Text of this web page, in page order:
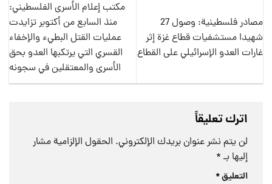
مصادر فلسطينية: وصول 27
شهيدا مستشفيات قطاع غزة إثر
غارات العدو الإسرائيلي على القطاع
مكتب إعلام الأسرى الفلسطيني:
منذ السابع من أكتوبر تزايدت
عمليات القتل البطيء والإخفاء
القسري التي يرتكبها العدو بحق
الأسرى والمعتقلين في سجونه
اترك تعليقاً
لن يتم نشر عنوان بريدك الإلكتروني. الحقول الإلزامية مشار
إليها بـ *
التعليق*